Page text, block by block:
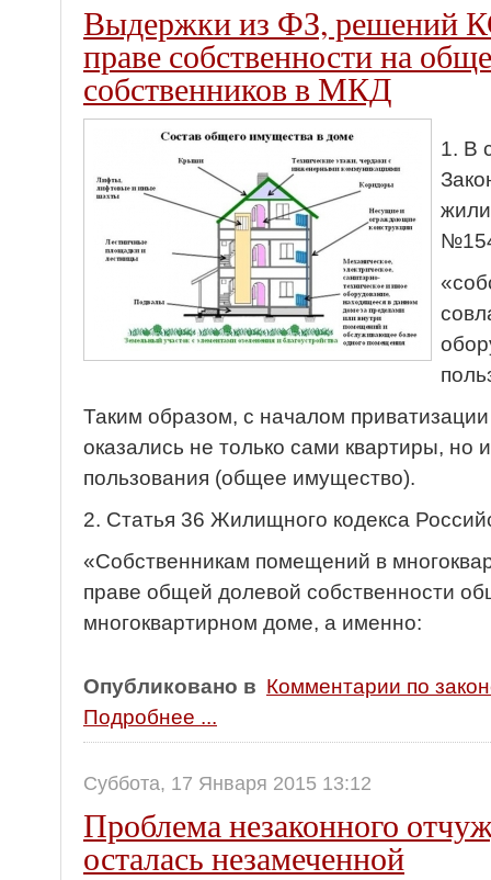
Выдержки из ФЗ, решений
праве собственности на
собственников в МКД
1. В
Таким образом, с началом
оказались не только сами квартиры,
пользования (общее имущество).
2. Статья 36 Жилищного кодекса
«Собственникам помещений в
праве общей долевой собственности
многоквартирном доме, а именно:
Опубликовано в Комментарии по
Подробнее ...
Суббота, 17 Января 2015 13:12
Проблема незаконного
осталась незамеченной